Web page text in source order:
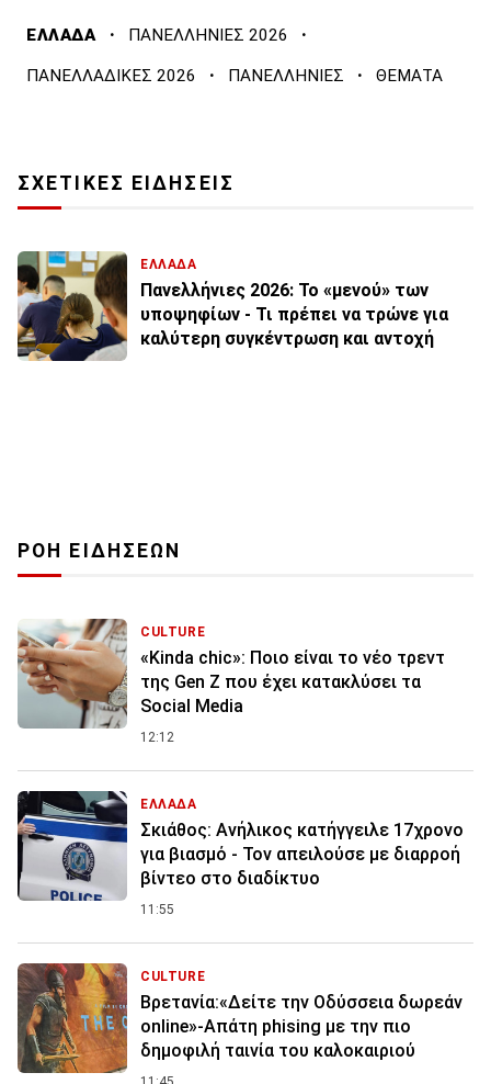
ΕΛΛΑΔΑ · ΠΑΝΕΛΛΗΝΙΕΣ 2026 ·
ΠΑΝΕΛΛΑΔΙΚΕΣ 2026 · ΠΑΝΕΛΛΗΝΙΕΣ · ΘΕΜΑΤΑ
ΣΧΕΤΙΚΕΣ ΕΙΔΗΣΕΙΣ
ΕΛΛΑΔΑ
Πανελλήνιες 2026: Το «μενού» των
υποψηφίων - Τι πρέπει να τρώνε για
καλύτερη συγκέντρωση και αντοχή
ΡΟΗ ΕΙΔΗΣΕΩΝ
CULTURE
«Kinda chic»: Ποιο είναι το νέο τρεντ
της Gen Z που έχει κατακλύσει τα
Social Media
12:12
ΕΛΛΑΔΑ
Σκιάθος: Ανήλικος κατήγγειλε 17χρονο
για βιασμό - Τον απειλούσε με διαρροή
βίντεο στο διαδίκτυο
11:55
CULTURE
Βρετανία:«Δείτε την Οδύσσεια δωρεάν
online»-Απάτη phising με την πιο
δημοφιλή ταινία του καλοκαιριού